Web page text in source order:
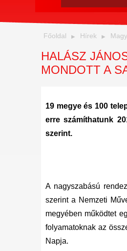
Főoldal Hírek
HALÁSZ
MONDOTT A
19 megye és 100
erre számíthatunk
szerint.
A nagyszabású
szerint a Nemzeti
megyében működtet
folyamatoknak az
Napja.